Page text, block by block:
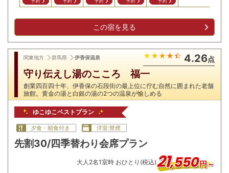
この宿を見る
関東地方 群馬県 伊香保温泉 4.26点
守り伝えし湯のこころ 福一
創業四百四十年、伊香保の石段街の最上位に佇む自然に囲まれた老舗
旅館。黄金の湯と白銀の湯の2つの温泉が愉しめる
ゆこゆこベストプラン
夕食・朝食付き 洋室:禁煙
先割30/四季替わり会席プラン
大人 2名1室時 おひとり(税込)21,550円～